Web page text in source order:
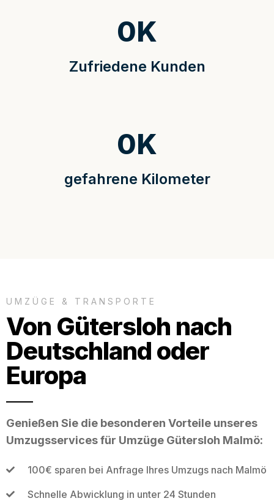
Zufriedene Kunden
0K
gefahrene Kilometer
0K
UMZÜGE & TRANSPORTE
Von Gütersloh nach
Deutschland oder
Europa
Genießen Sie die besonderen Vorteile unseres
Umzugsservices für Umzüge Gütersloh Malmö:
100€ sparen bei Anfrage Ihres Umzugs nach Malmö
Schnelle Abwicklung in unter 24 Stunden